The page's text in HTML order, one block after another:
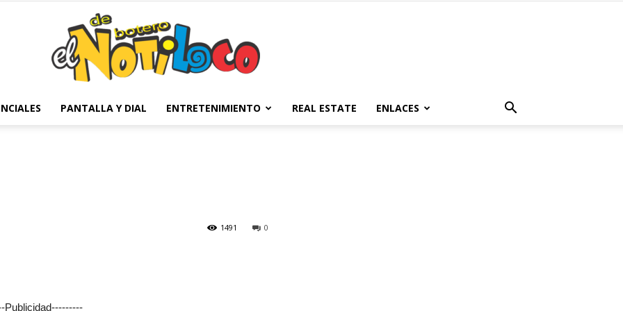
PANTALLA Y DIAL ENTRETENIMIENTO REAL ESTATE ENLACES
0
1491
Publicidad---------